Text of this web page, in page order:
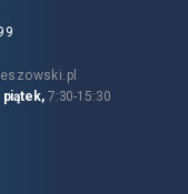
piątek, 7:30-15:30